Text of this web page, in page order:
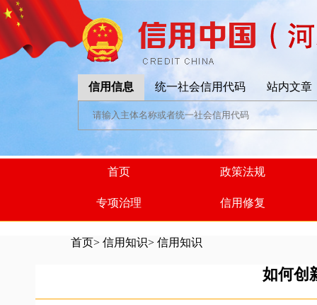
信用信息 统一社会信用代码 站内文章
首页 政策法规
专项治理 信用修复
首页> 信用知识> 信用知识
如何创